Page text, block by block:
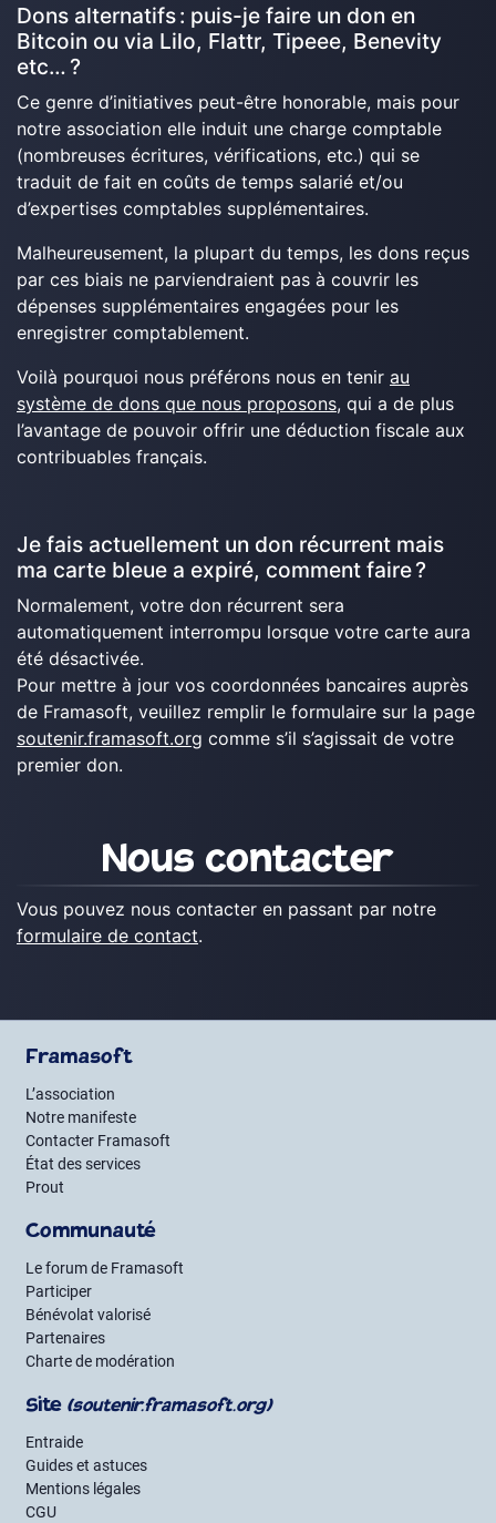
Dons alternatifs : puis-je faire un don en
Bitcoin ou via Lilo, Flattr, Tipeee, Benevity
etc… ?
Ce genre d’initiatives peut-être honorable, mais pour
notre association elle induit une charge comptable
(nombreuses écritures, vérifications, etc.) qui se
traduit de fait en coûts de temps salarié et/ou
d’expertises comptables supplémentaires.
Malheureusement, la plupart du temps, les dons reçus
par ces biais ne parviendraient pas à couvrir les
dépenses supplémentaires engagées pour les
enregistrer comptablement.
Voilà pourquoi nous préférons nous en tenir au
système de dons que nous proposons, qui a de plus
l’avantage de pouvoir offrir une déduction fiscale aux
contribuables français.
Je fais actuellement un don récurrent mais
ma carte bleue a expiré, comment faire ?
Normalement, votre don récurrent sera
automatiquement interrompu lorsque votre carte aura
été désactivée.
Pour mettre à jour vos coordonnées bancaires auprès
de Framasoft, veuillez remplir le formulaire sur la page
soutenir.framasoft.org comme s’il s’agissait de votre
premier don.
Nous contacter
Vous pouvez nous contacter en passant par notre
formulaire de contact.
Framasoft
L’association
Notre manifeste
Contacter Framasoft
État des services
Prout
Communauté
Le forum de Framasoft
Participer
Bénévolat valorisé
Partenaires
Charte de modération
Site (soutenir.framasoft.org)
Entraide
Guides et astuces
Mentions légales
CGU